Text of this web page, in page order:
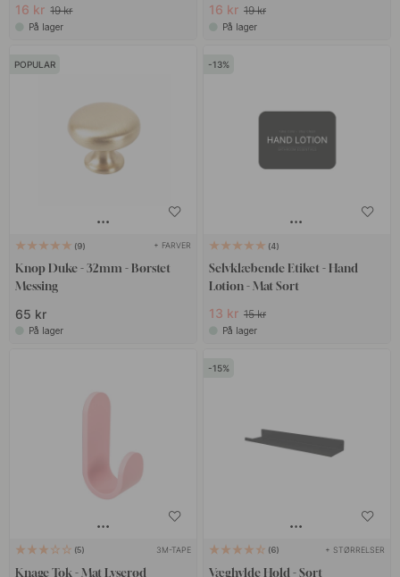
16 kr 19 kr
På lager
16 kr 19 kr
På lager
POPULAR
9 + FARVER
Knop Duke - 32mm - Børstet
Messing
65 kr
På lager
13
4
Selvklæbende Etiket - Hand
Lotion - Mat Sort
13 kr 15 kr
På lager
5 3M-TAPE
Knage Tok - Mat Lyserød
15
6 + STØRRELSER
Væghylde Hold - Sort